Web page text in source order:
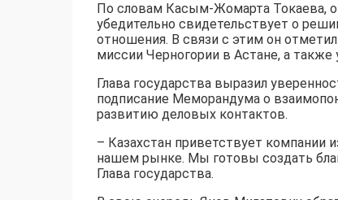
По словам Касым-Жомарта Токаева,
убедительно свидетельствует о
отношения. В связи с этим он
миссии Черногории в Астане, а
Глава государства выразил
подписание Меморандума о
развитию деловых контактов.
– Казахстан приветствует компании
нашем рынке. Мы готовы создать
Глава государства.